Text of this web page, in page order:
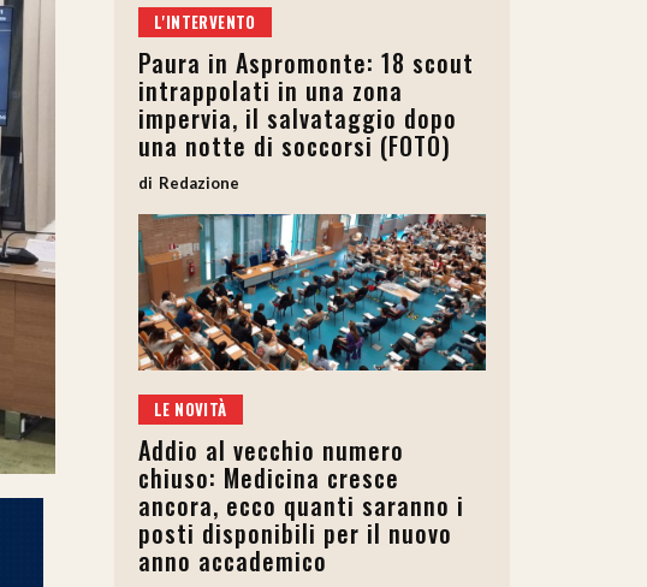
L'INTERVENTO
Paura in Aspromonte: 18 scout
intrappolati in una zona
impervia, il salvataggio dopo
una notte di soccorsi (FOTO)
Redazione
LE NOVITÀ
Addio al vecchio numero
chiuso: Medicina cresce
ancora, ecco quanti saranno i
posti disponibili per il nuovo
anno accademico